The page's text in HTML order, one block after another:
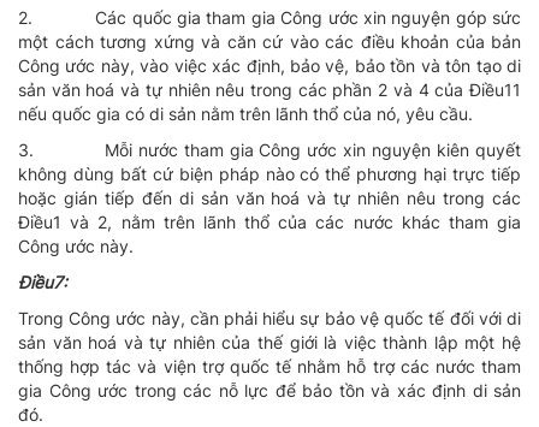
2.Các quốc gia tham gia Công ước xin nguyện góp sức
một cách tương xứng và căn cứ vào các điều khoản của bản
Công ước này, vào việc xác định, bảo vệ, bảo tồn và tôn tạo di
sản văn hoá và tự nhiên nêu trong các phần 2 và 4 của Ðiều11
nếu quốc gia có di sản nằm trên lãnh thổ của nó, yêu cầu.
3. Mỗi nước tham gia Công ước xin nguyện kiên quyết
không dùng bất cứ biện pháp nào có thể phương hại trực tiếp
hoặc gián tiếp đến di sản văn hoá và tự nhiên nêu trong các
Ðiều1 và 2, nằm trên lãnh thổ của các nước khác tham gia
Công ước này.
Ðiều7:
Trong Công ước này, cần phải hiểu sự bảo vệ quốc tế đối với di
sản văn hoá và tự nhiên của thế giới là việc thành lập một hệ
thống hợp tác và viện trợ quốc tế nhằm hỗ trợ các nước tham
gia Công ước trong các nỗ lực để bảo tồn và xác định di sản
đó.